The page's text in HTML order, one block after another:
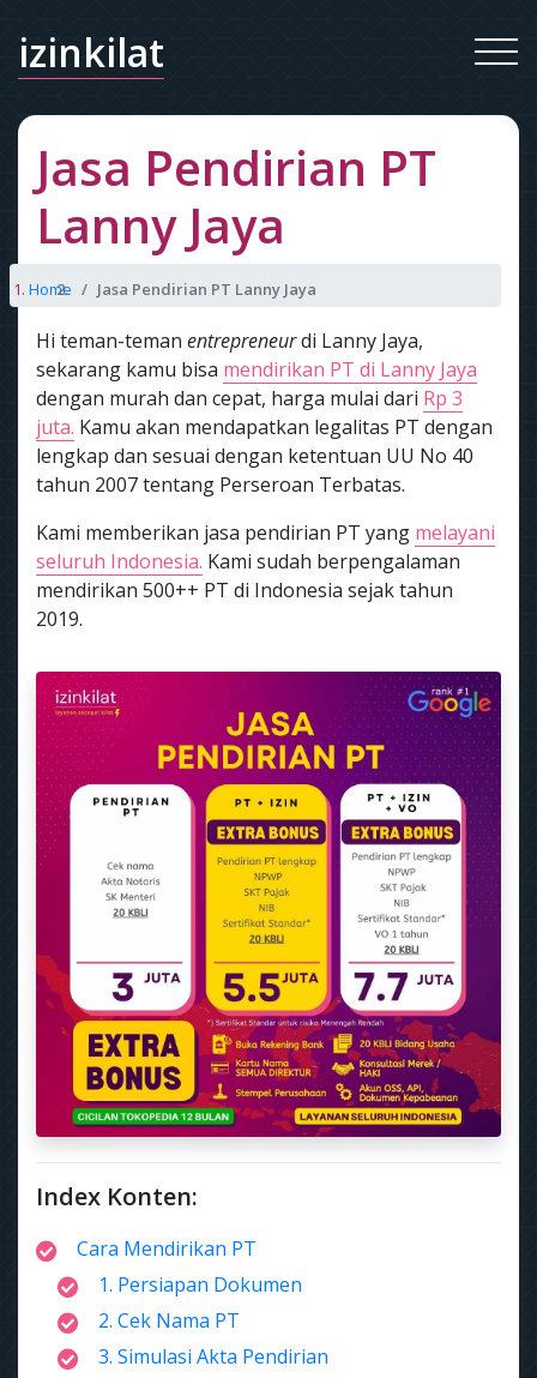
izinkilat
Jasa Pendirian PT
Lanny Jaya
Home Jasa Pendirian PT Lanny Jaya
Hi teman-teman entrepreneurdi Lanny Jaya,
sekarang kamu bisa mendirikan PT di Lanny Jaya
dengan murah dan cepat, harga mulai dari Rp 3
juta. Kamu akan mendapatkan legalitas PT dengan
lengkap dan sesuai dengan ketentuan UU No 40
tahun 2007 tentang Perseroan Terbatas.
Kami memberikan jasa pendirian PT yang melayani
seluruh Indonesia. Kami sudah berpengalaman
mendirikan 500++ PT di Indonesia sejak tahun
2019.
Index Konten:
Cara Mendirikan PT
1. Persiapan Dokumen
2. Cek Nama PT
3. Simulasi Akta Pendirian